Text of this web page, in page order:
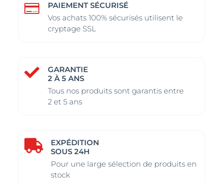

PAIEMENT SÉCURISÉ
Vos achats 100% sécurisés utilisent le
cryptage SSL

GARANTIE
2 À 5 ANS
Tous nos produits sont garantis entre
2 et 5 ans

EXPÉDITION
SOUS 24H
Pour une large sélection de produits en
stock